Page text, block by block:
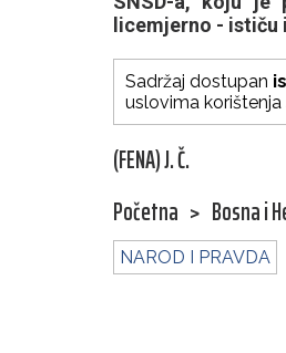
licemjerno - ističu
Sadržaj dostupan
uslovima
(FENA) J. Č.
Početna > Bosna i
NAROD I PRAVDA